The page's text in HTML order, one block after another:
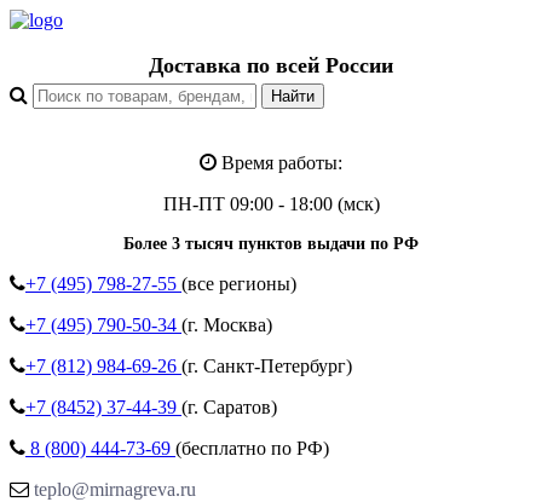
Доставка по всей России
Время работы:
ПН-ПТ 09:00 - 18:00 (мск)
Более 3 тысяч пунктов выдачи по РФ
+7 (495) 798-27-55 (все регионы)
+7 (495) 790-50-34 (г. Москва)
+7 (812) 984-69-26 (г. Санкт-Петербург)
+7 (8452) 37-44-39 (г. Саратов)
8 (800) 444-73-69 (бесплатно по РФ)
teplo@mirnagreva.ru